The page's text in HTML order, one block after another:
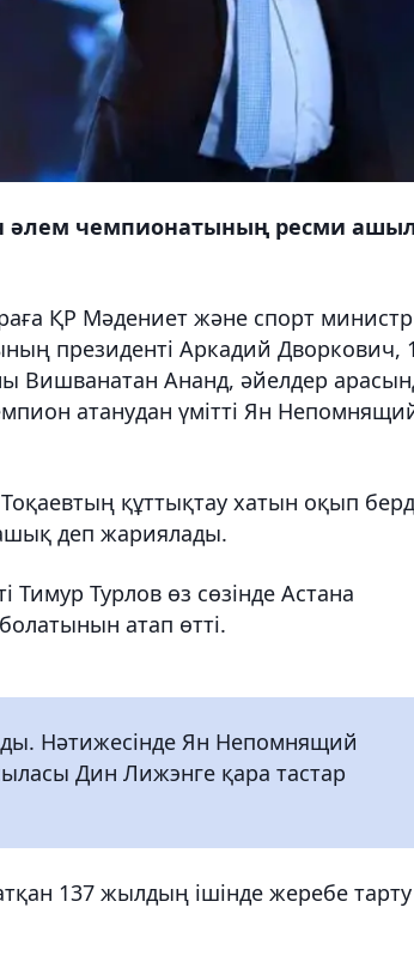
әлем чемпионатының ресми
ҚР Мәдениет және спорт
президенті Аркадий Дворкович,
Вишванатан Ананд, әйелдер
атанудан үмітті Ян
құттықтау хатын оқып
деп жариялады.
Турлов өз сөзінде Астана
атап өтті.
Нәтижесінде Ян Непомнящий
Дин Лижэнге қара тастар
137 жылдың ішінде жеребе тарту